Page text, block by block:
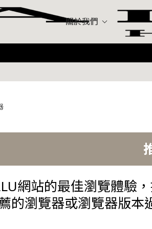
關於我們
Hermes（愛
Louis Vuitton（
網站的最佳瀏覽體驗
的瀏覽器或瀏覽器版